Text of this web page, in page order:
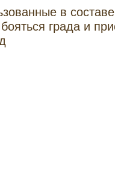
в
града и